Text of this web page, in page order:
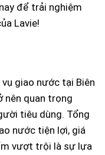
để trải nghiệm
Lavie!
giao nước tại Biên
nên quan trọng
tiêu dùng. Tổng
nước tiện lợi, giá
vượt trội là sự lựa